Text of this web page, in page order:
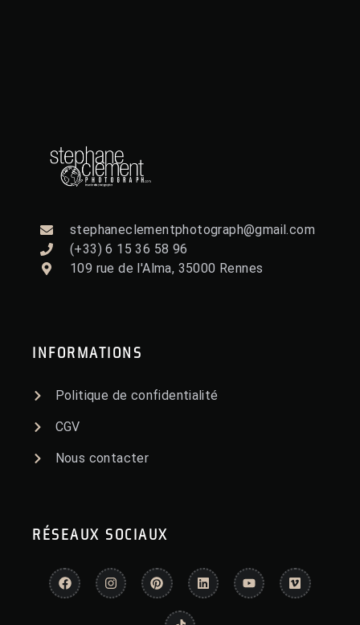
stephaneclementphotograph@gmail.com
(+33) 6 15 36 58 96
109 rue de l'Alma, 35000 Rennes
INFORMATIONS
Politique de confidentialité
CGV
Nous contacter
RÉSEAUX SOCIAUX